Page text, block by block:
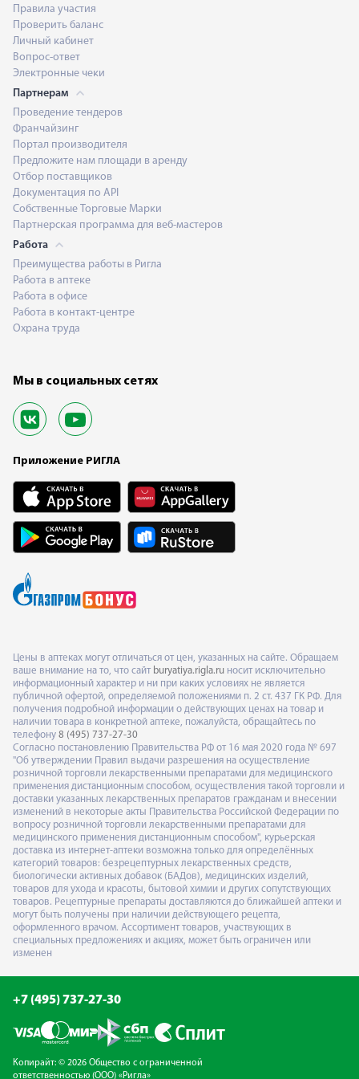
Правила участия
Проверить баланс
Личный кабинет
Вопрос-ответ
Электронные чеки
Партнерам
Проведение тендеров
Франчайзинг
Портал производителя
Предложите нам площади в аренду
Отбор поставщиков
Документация по API
Собственные Торговые Марки
Партнерская программа для веб-мастеров
Работа
Преимущества работы в Ригла
Работа в аптеке
Работа в офисе
Работа в контакт-центре
Охрана труда
Мы в социальных сетях
Приложение РИГЛА
Цены в аптеках могут отличаться от цен, указанных на сайте. Обращаем
ваше внимание на то, что сайт buryatiya.rigla.ru носит исключительно
информационный характер и ни при каких условиях не является
публичной офертой, определяемой положениями п. 2 ст. 437 ГК РФ. Для
получения подробной информации о действующих ценах на товар и
наличии товара в конкретной аптеке, пожалуйста, обращайтесь по
телефону 8 (495) 737-27-30
Согласно постановлению Правительства РФ от 16 мая 2020 года № 697
"Об утверждении Правил выдачи разрешения на осуществление
розничной торговли лекарственными препаратами для медицинского
применения дистанционным способом, осуществления такой торговли и
доставки указанных лекарственных препаратов гражданам и внесении
изменений в некоторые акты Правительства Российской Федерации по
вопросу розничной торговли лекарственными препаратами для
медицинского применения дистанционным способом", курьерская
доставка из интернет-аптеки возможна только для определённых
категорий товаров: безрецептурных лекарственных средств,
биологически активных добавок (БАДов), медицинских изделий,
товаров для ухода и красоты, бытовой химии и других сопутствующих
товаров. Рецептурные препараты доставляются до ближайшей аптеки и
могут быть получены при наличии действующего рецепта,
оформленного врачом. Ассортимент товаров, участвующих в
специальных предложениях и акциях, может быть ограничен или
изменен
+7 (495) 737-27-30
Копирайт: © 2026 Общество с ограниченной
ответственностью (ООО) «Ригла»